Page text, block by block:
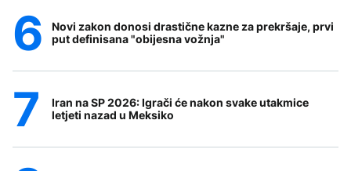
Novi zakon donosi drastične kazne za prekršaje, prvi
put definisana "obijesna vožnja"
Iran na SP 2026: Igrači će nakon svake utakmice
letjeti nazad u Meksiko